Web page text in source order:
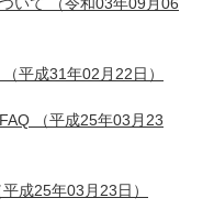
（平成31年02月22日）
（平成25年03月23
平成25年03月23日）